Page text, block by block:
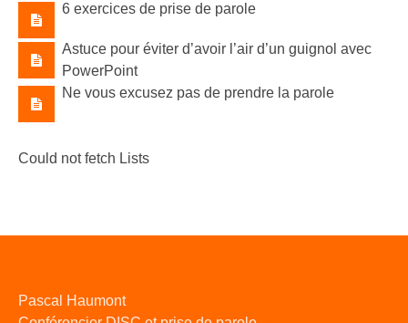
6 exercices de prise de parole
Astuce pour éviter d’avoir l’air d’un guignol avec
PowerPoint
Ne vous excusez pas de prendre la parole
Could not fetch Lists
Pascal Haumont